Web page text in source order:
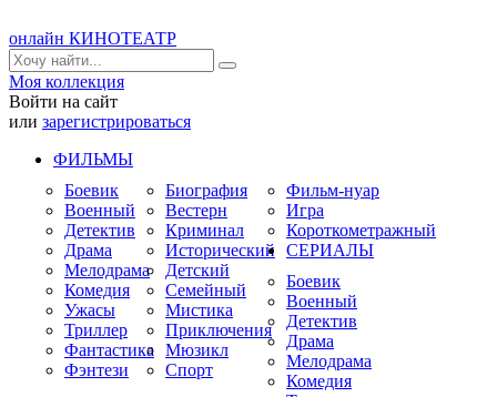
онлайн КИНОТЕАТР
Моя коллекция
Войти на сайт
или зарегистрироваться
ФИЛЬМЫ
Боевик
Военный
Детектив
Драма
Мелодрама
Комедия
Ужасы
Триллер
Фантастика
Фэнтези
Биография
Вестерн
Криминал
Исторический
Детский
Семейный
Мистика
Приключения
Мюзикл
Спорт
Фильм-нуар
Игра
Короткометражный
СЕРИАЛЫ
Боевик
Военный
Детектив
Драма
Мелодрама
Комедия